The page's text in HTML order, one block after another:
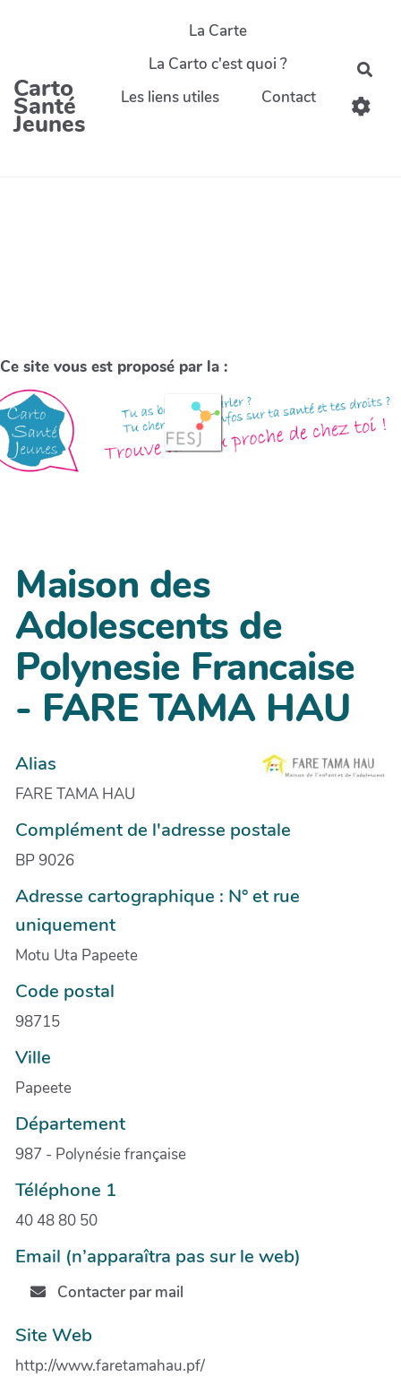
Carto
Santé
Jeunes
La Carte
La Carto c'est quoi ?
Les liens utiles
Contact
Ce site vous est proposé par la :
Maison des
Adolescents de
Polynesie Francaise
- FARE TAMA HAU
Alias
FARE TAMA HAU
Complément de l'adresse postale
BP 9026
Adresse cartographique : N° et rue
uniquement
Motu Uta Papeete
Code postal
98715
Ville
Papeete
Département
987 - Polynésie française
Téléphone 1
40 48 80 50
Email (n’apparaîtra pas sur le web)
Contacter par mail
Site Web
http://www.faretamahau.pf/